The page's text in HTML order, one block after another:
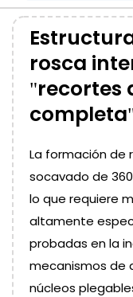
rosca
"recortes
La formación de
socavado de
lo que requiere
altamente
probadas en la
mecanismos de
núcleos